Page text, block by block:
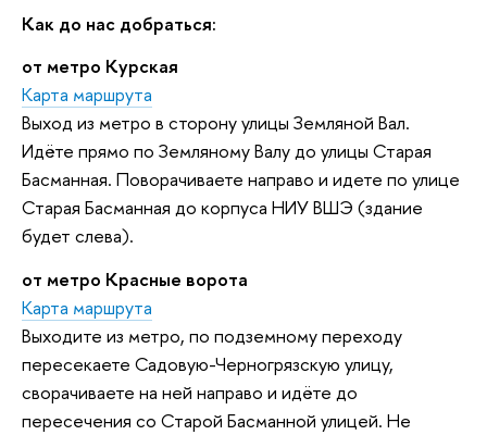
Как до нас добраться:
от метро Курская
Карта маршрута
Выход из метро в сторону улицы Земляной Вал.
Идёте прямо по Земляному Валу до улицы Старая
Басманная. Поворачиваете направо и идете по улице
Старая Басманная до корпуса НИУ ВШЭ (здание
будет слева).
от метро Красные ворота
Карта маршрута
Выходите из метро, по подземному переходу
пересекаете Садовую-Черногрязскую улицу,
сворачиваете на ней направо и идёте до
пересечения со Старой Басманной улицей. Не